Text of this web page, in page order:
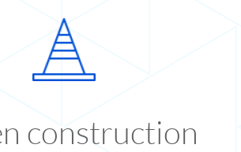
construction